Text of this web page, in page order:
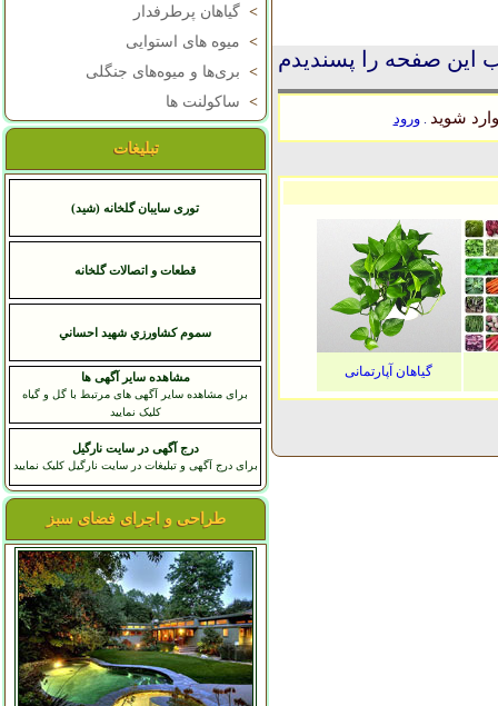
> گیاهان پرطرفدار
> میوه های استوایی
> بری‌ها و میوه‌های جنگلی
> ساکولنت ها
تبلیغات
توری سایبان گلخانه (شید)
قطعات و اتصالات گلخانه
سموم کشاورزي شهيد احساني
مشاهده سایر آگهی ها
برای مشاهده سایر آگهی های مرتبط با گل و گیاه
کلیک نمایید
درج آگهی در سایت نارگیل
برای درج آگهی و تبلیغات در سایت نارگیل کلیک نمایید
طراحی و اجرای فضای سبز
این صفحه را پسندیدم
شوید .ورود
گیاهان آپارتمانی